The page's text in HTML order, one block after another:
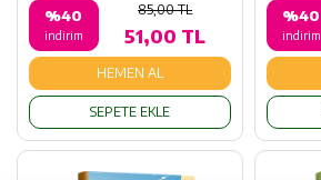
%40
indirim
85,00 TL
51,00 TL
HEMEN AL
SEPETE EKLE
%40
indirim